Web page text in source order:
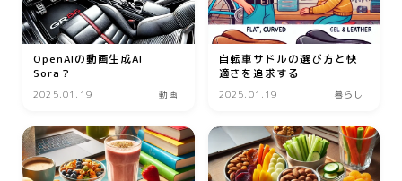
美容機器
美容食品
インテリア
ペット
OpenAIの動画生成AI
Sora？
2025.01.19 動画
自転車サドルの選び方と快
適さを追求する
2025.01.19 暮らし